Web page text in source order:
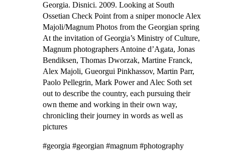
Georgia. Disnici. 2009. Looking at South
Ossetian Check Point from a sniper monocleAlex
Majoli/Magnum Photosfrom the Georgian spring
At the invitation of Georgia’s Ministry of Culture,
Magnum photographers Antoine d’Agata, Jonas
Bendiksen, Thomas Dworzak, Martine Franck,
Alex Majoli, Gueorgui Pinkhassov, Martin Parr,
Paolo Pellegrin, Mark Power and Alec Soth set
out to describe the country, each pursuing their
own theme and working in their own way,
chronicling their journey in words as well as
pictures
#georgia #georgian #magnum #photography